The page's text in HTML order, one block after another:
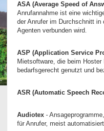
ASA (Average Speed of
Anrufannahme ist eine
der Anrufer im Durchschnitt
Agenten verbunden wird.
ASP (Application Service
Mietsoftware, die beim
bedarfsgerecht genutzt und
ASR (Automatic Speech
Audiotex -
für Anrufer, meist